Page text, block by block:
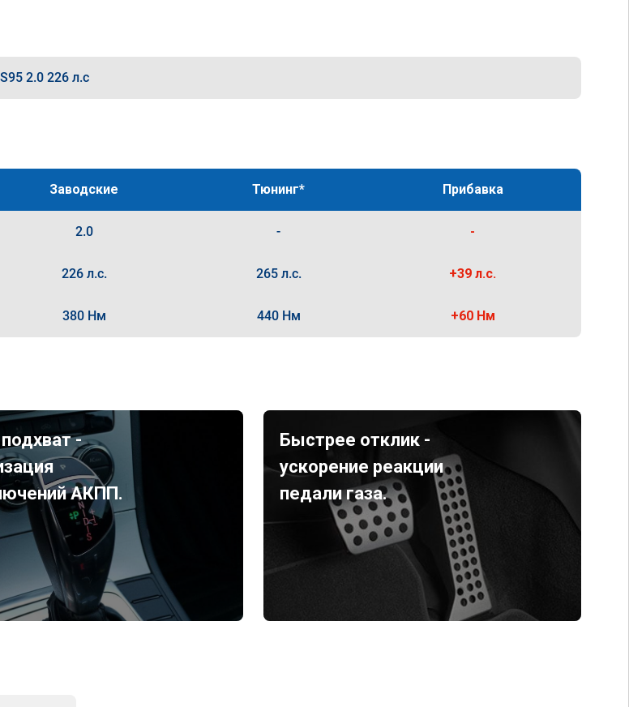
2.0 226 л.с
Заводские Тюнинг* Прибавка
2.0 - -
226 л.с. 265 л.с. +39 л.с.
380 Нм 440 Нм +60 Нм
-
АКПП.
Быстрее отклик -
ускорение реакции
педали газа.